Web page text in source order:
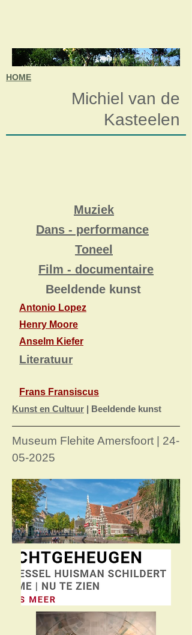
HOME
Michiel van de
Kasteelen
Muziek
Dans - performance
Toneel
Film - documentaire
Beeldende kunst
Antonio Lopez
Henry Moore
Anselm Kiefer
Literatuur
Frans Fransiscus
Kunst en Cultuur | Beeldende kunst
Museum Flehite Amersfoort | 24-
05-2025